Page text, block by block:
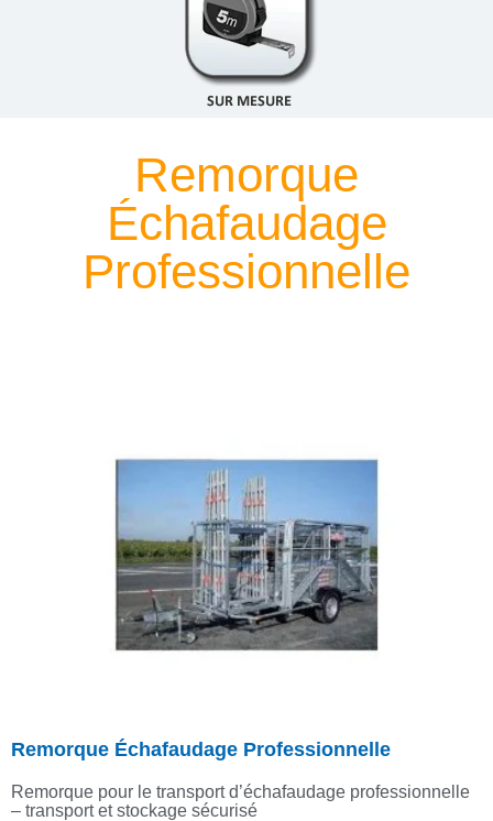
Remorque
Échafaudage
Professionnelle
Remorque Échafaudage Professionnelle
Remorque pour le transport d’échafaudage professionnelle
– transport et stockage sécurisé